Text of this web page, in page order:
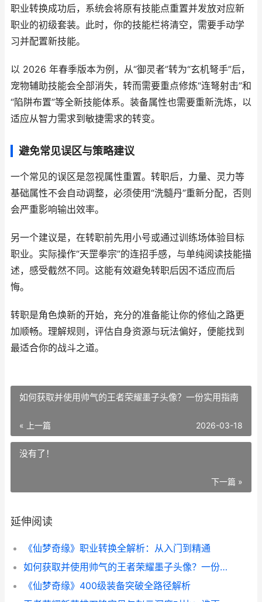
职业转换成功后，系统会将原有技能点重置并发放对应新
职业的初级套装。此时，你的技能栏将清空，需要手动学
习并配置新技能。
以 2026 年春季版本为例，从“御灵者”转为“玄机弩手”后，
宠物辅助技能会全部消失，转而需要重点修炼“连弩射击”和
“陷阱布置”等全新技能体系。装备属性也需要重新洗炼，以
适应从智力需求到敏捷需求的转变。
避免常见误区与策略建议
一个常见的误区是忽视属性重置。转职后，力量、灵力等
基础属性不会自动调整，必须使用“洗髓丹”重新分配，否则
会严重影响输出效率。
另一个建议是，在转职前先用小号或通过训练场体验目标
职业。实际操作“天罡拳宗”的连招手感，与单纯阅读技能描
述，感受截然不同。这能有效避免转职后因不适应而后
悔。
转职是角色焕新的开始，充分的准备能让你的修仙之路更
加顺畅。理解规则，评估自身资源与玩法偏好，便能找到
最适合你的战斗之道。
如何获取并使用帅气的王者荣耀墨子头像？一份实用指南
« 上一篇 2026-03-18
没有了！
下一篇 »
延伸阅读
《仙梦奇缘》职业转换全解析：从入门到精通
如何获取并使用帅气的王者荣耀墨子头像？一份实用指南
《仙梦奇缘》400级装备突破全路径解析